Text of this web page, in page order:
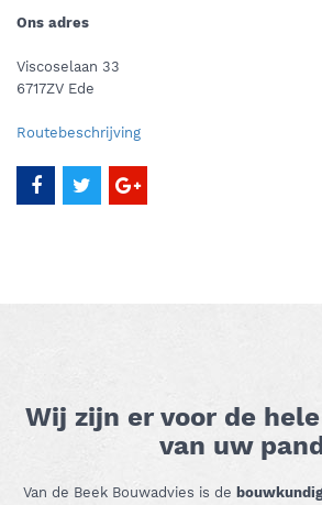
Ons adres
Viscoselaan 33
6717ZV Ede
Routebeschrijving
Wij zijn er voor de
van uw
Van de Beek Bouwadvies is de